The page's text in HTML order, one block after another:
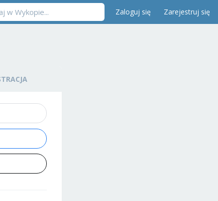
Zaloguj się Zarejestruj się